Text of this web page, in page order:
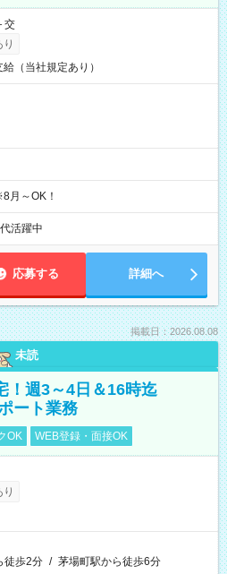
交
（当社規定あり）
～OK！
活躍中
応募する 詳細へ
掲載日：2026.08.08
未読
！週3～4日＆16時迄
ート業務
OK WEB登録・面接OK
徒歩2分 / 茅場町駅から徒歩6分